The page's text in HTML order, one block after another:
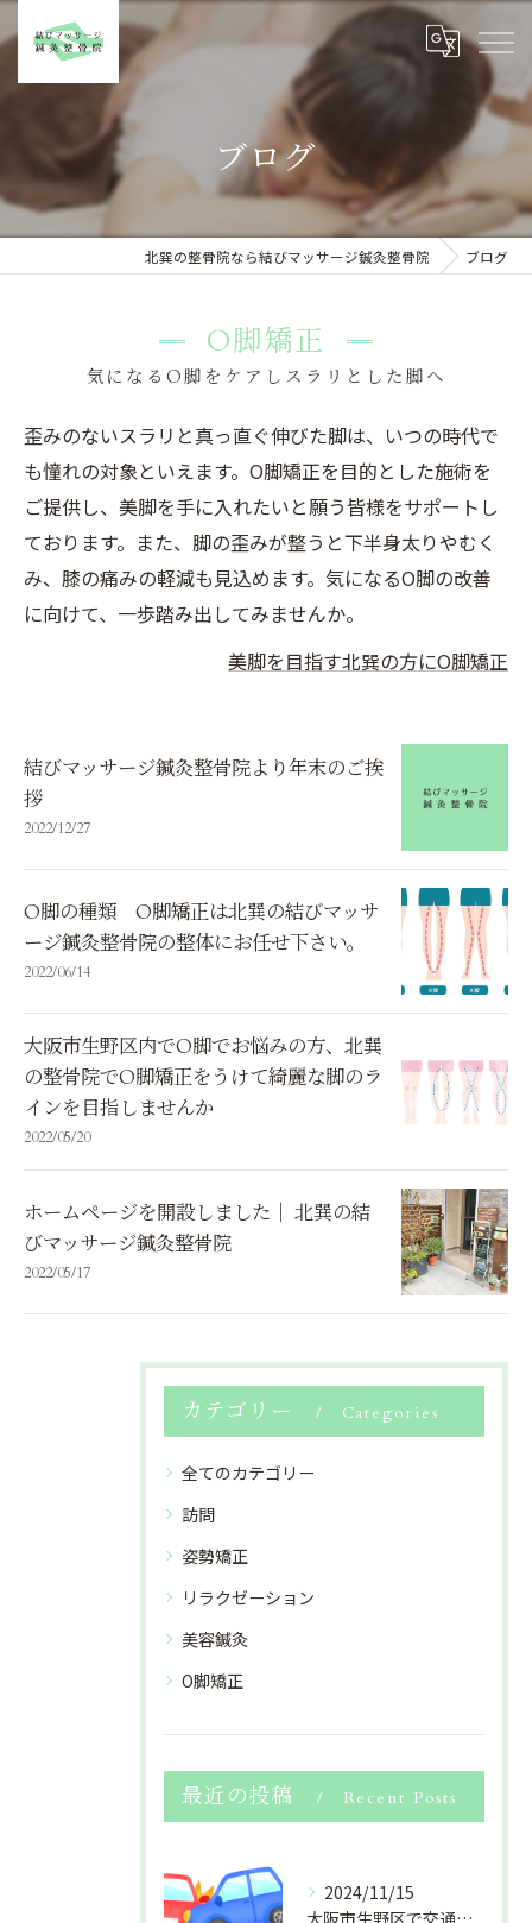
ブログ
北巽の整骨院なら結びマッサージ鍼灸整骨院 ブログ
O脚矯正
気になるO脚をケアしスラリとした脚へ
歪みのないスラリと真っ直ぐ伸びた脚は、いつの時代で
も憧れの対象といえます。O脚矯正を目的とした施術を
ご提供し、美脚を手に入れたいと願う皆様をサポートし
ております。また、脚の歪みが整うと下半身太りやむく
み、膝の痛みの軽減も見込めます。気になるO脚の改善
に向けて、一歩踏み出してみませんか。
美脚を目指す北巽の方にO脚矯正
結びマッサージ鍼灸整骨院より年末のご挨
拶
2022/12/27
O脚の種類 O脚矯正は北巽の結びマッサ
ージ鍼灸整骨院の整体にお任せ下さい。
2022/06/14
大阪市生野区内でO脚でお悩みの方、北巽
の整骨院でO脚矯正をうけて綺麗な脚のラ
インを目指しませんか
2022/05/20
ホームページを開設しました｜ 北巽の結
びマッサージ鍼灸整骨院
2022/05/17
カテゴリー Categories
全てのカテゴリー
訪問
姿勢矯正
リラクゼーション
美容鍼灸
O脚矯正
最近の投稿 Recent Posts
2024/11/15
大阪市生野区で交通事故のおケガ(むちうち・捻挫・打撲・挫傷 等)でお困りの方、北巽にある結びマッサージ鍼灸整骨院にお任せください。